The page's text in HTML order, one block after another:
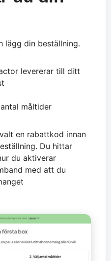
lägg din beställning.
levererar till ditt
måltider
en rabattkod innan
Du hittar
du aktiverar
med att du